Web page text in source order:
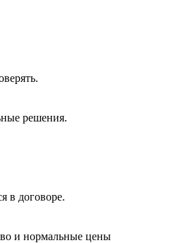
решения.
в договоре.
и нормальные цены